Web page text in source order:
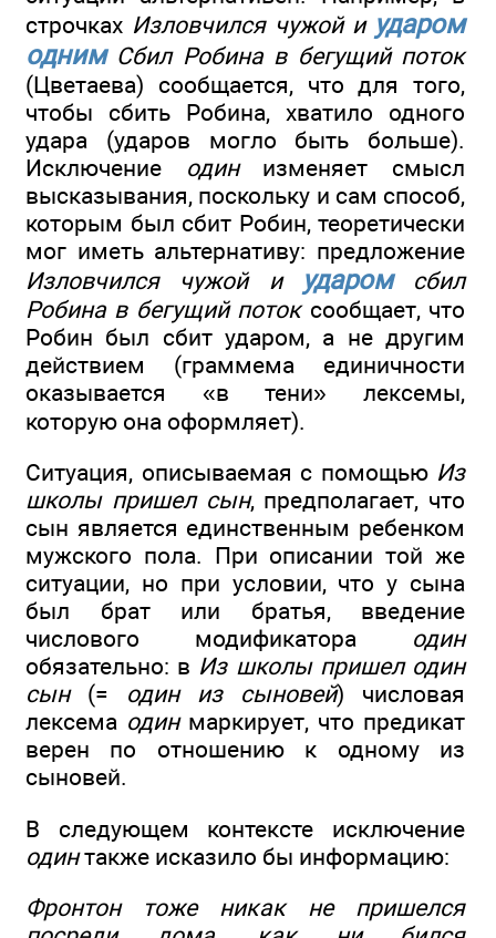
строчках Изловчился чужой и ударом
однимСбил Робина в бегущий поток
(Цветаева) сообщается, что для того,
чтобы сбить Робина, хватило одного
удара (ударов могло быть больше).
Исключение одинизменяет смысл
высказывания, поскольку и сам способ,
которым был сбит Робин, теоретически
мог иметь альтернативу: предложение
Изловчился чужой и
ударомсбил
Робина в бегущий потоксообщает, что
Робин был сбит ударом, а не другим
действием (граммема единичности
оказывается «в тени» лексемы,
которую она оформляет).
Ситуация, описываемая с помощью Из
школы пришел сын, предполагает, что
сын является единственным ребенком
мужского пола. При описании той же
ситуации, но при условии, что у сына
был брат или братья, введение
числового модификатора один
обязательно: в Из школы пришел один
сын(= один из сыновей) числовая
лексема одинмаркирует, что предикат
верен по отношению к одному из
сыновей.
В следующем контексте исключение
одинтакже исказило бы информацию:
Фронтон тоже никак не пришелся